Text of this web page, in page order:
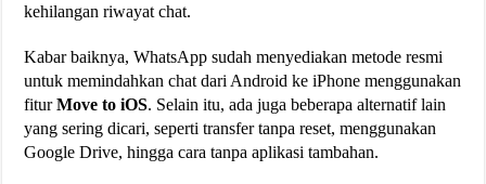
kehilangan riwayat chat.
Kabar baiknya, WhatsApp sudah menyediakan metode resmi
untuk memindahkan chat dari Android ke iPhone menggunakan
fiturMove to iOS. Selain itu, ada juga beberapa alternatif lain
yang sering dicari, seperti transfer tanpa reset, menggunakan
Google Drive, hingga cara tanpa aplikasi tambahan.